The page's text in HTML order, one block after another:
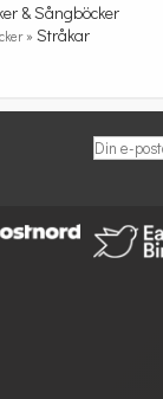
& Sångböcker
»Stråkar